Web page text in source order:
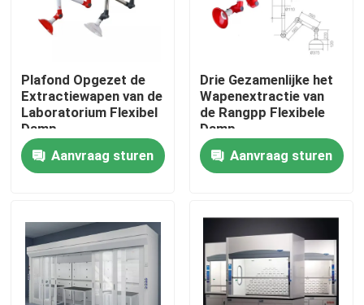
Huis
Producten
Ongeveer ons
Kwaliteitscontrole
Contacteer ons
Plafond Opgezet de
Extractiewapen van de
Laboratorium Flexibel
Damp
Aanvraag sturen
Drie Gezamenlijke het
Wapenextractie van
de Rangpp Flexibele
Damp
Aanvraag sturen